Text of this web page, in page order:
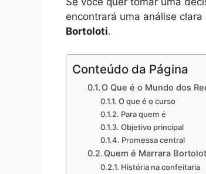
encontrará uma análise
Bortoloti.
Conteúdo da Página
O Que é o Mundo dos
O que é o curso
Para quem é
Objetivo principal
Promessa central
Quem é Marrara
História na confeitaria